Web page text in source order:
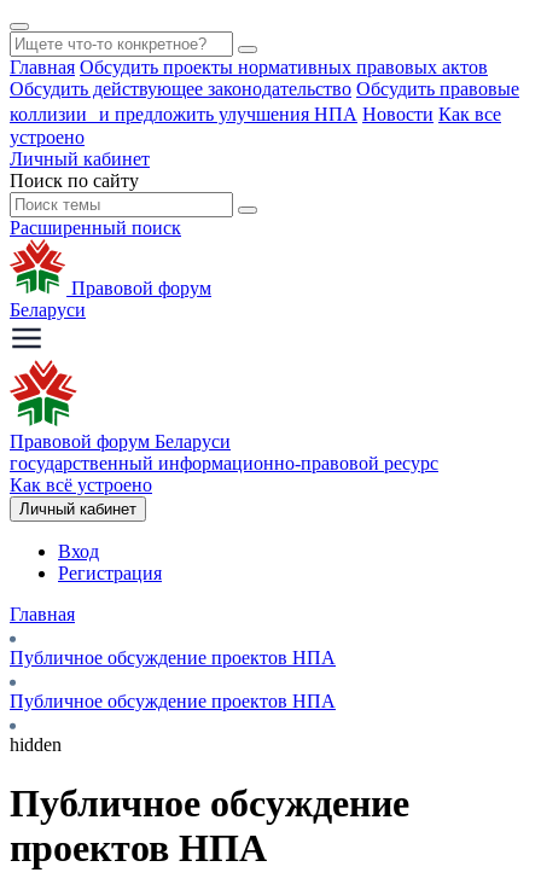
Главная Обсудить проекты нормативных правовых актов
Обсудить действующее законодательство Обсудить правовые
коллизии и предложить улучшения НПА Новости Как все
устроено
Личный кабинет
Поиск по сайту
Расширенный поиск
Правовой форум
Беларуси
Правовой форум Беларуси
государственный информационно-правовой ресурс
Как всё устроено
Личный кабинет
Вход
Регистрация
Главная
Публичное обсуждение проектов НПА
Публичное обсуждение проектов НПА
hidden
Публичное обсуждение
проектов НПА